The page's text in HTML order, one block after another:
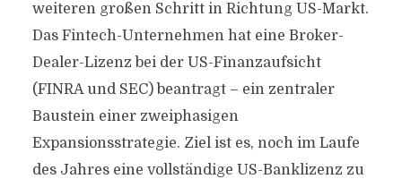
weiteren großen Schritt in Richtung US-Markt.
Das Fintech-Unternehmen hat eine Broker-
Dealer-Lizenz bei der US-Finanzaufsicht
(FINRA und SEC) beantragt – ein zentraler
Baustein einer zweiphasigen
Expansionsstrategie. Ziel ist es, noch im Laufe
des Jahres eine vollständige US-Banklizenz zu